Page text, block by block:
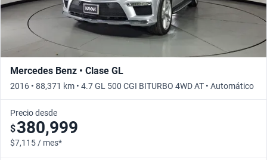
Mercedes Benz • Clase GL
2016 • 88,371 km • 4.7 GL 500 CGI BITURBO 4WD AT • Automático
Precio desde
$380,999
$7,115 / mes*